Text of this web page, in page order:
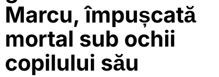
Marcu, împușcată
mortal sub ochii
copilului său